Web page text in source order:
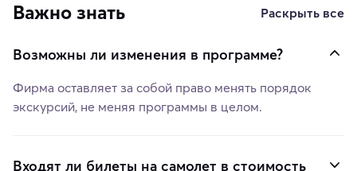
Важно знать Раскрыть все
Возможны ли изменения в программе?
Фирма оставляет за собой право менять порядок
экскурсий, не меняя программы в целом.
Входят ли билеты на самолет в стоимость